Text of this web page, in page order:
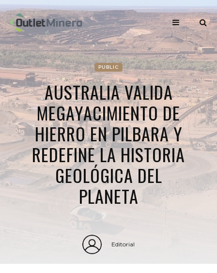
PUBLIC
AUSTRALIA VALIDA
MEGAYACIMIENTO DE
HIERRO EN PILBARA Y
REDEFINE LA HISTORIA
GEOLÓGICA DEL
PLANETA
Editorial